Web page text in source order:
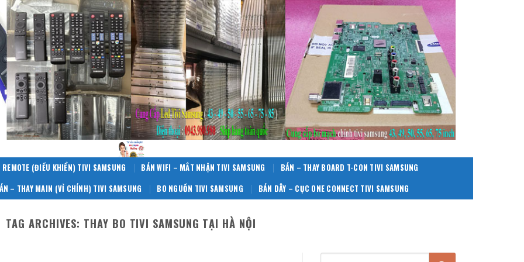
REMOTE (ĐIỀU KHIỂN) TIVI SAMSUNG BÁN WIFI – MẮT NHẬN TIVI SAMSUNG
BÁN – THAY BOARD T-CON TIVI SAMSUNG
– THAY MAIN (VỈ CHÍNH) TIVI SAMSUNG BO NGUỒN TIVI SAMSUNG BÁN DÂY – CỤC ONE CONNECT TIVI SAMSUNG
TAG ARCHIVES: THAY BO TIVI SAMSUNG TẠI HÀ NỘI